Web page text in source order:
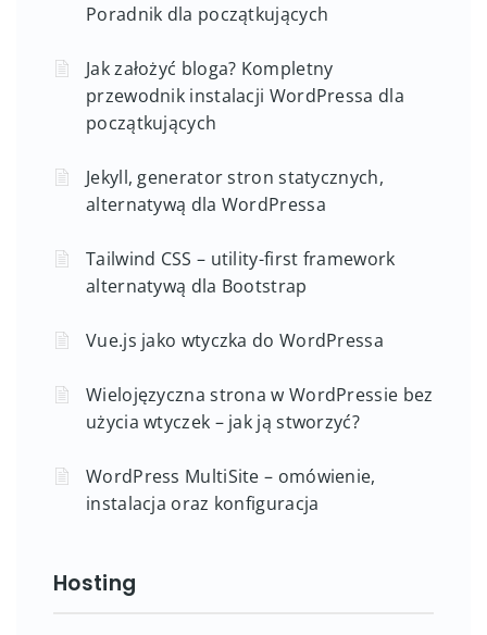
Poradnik dla początkujących
Jak założyć bloga? Kompletny
przewodnik instalacji WordPressa dla
początkujących
Jekyll, generator stron statycznych,
alternatywą dla WordPressa
Tailwind CSS – utility-first framework
alternatywą dla Bootstrap
Vue.js jako wtyczka do WordPressa
Wielojęzyczna strona w WordPressie bez
użycia wtyczek – jak ją stworzyć?
WordPress MultiSite – omówienie,
instalacja oraz konfiguracja
Hosting